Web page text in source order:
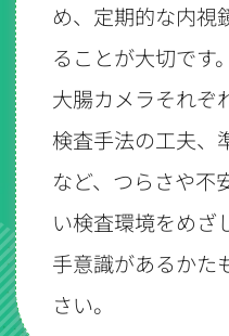
め、定期的な内視
ることが大切です
大腸カメラそれぞ
検査手法の工夫、
など、つらさや不
い検査環境をめざ
手意識があるかた
さい。